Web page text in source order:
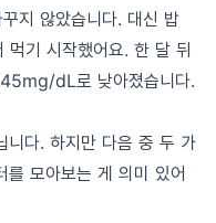
지 않았습니다. 대신 밥
기 시작했어요. 한 달 뒤
dL로 낮아졌습니다.
다. 하지만 다음 중 두 가
모아보는 게 의미 있어